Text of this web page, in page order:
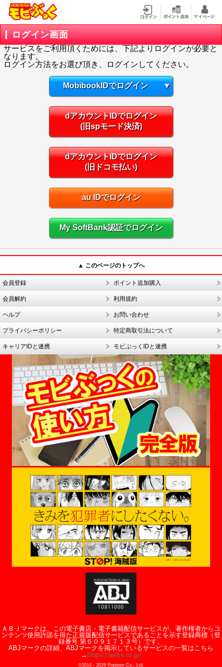
ログイン画面
サービスをご利用頂くためには、下記よりログインが必要と
なります。
ログイン方法をお選び頂き、ログインしてください。
MobibookIDでログイン ▼
dアカウントIDでログイン
(旧spモード決済)
dアカウントIDでログイン
(旧ドコモ払い)
au IDでログイン
My SoftBank認証でログイン
▲ このページのトップへ
会員登録 ポイント追加購入
会員解約 利用規約
ヘルプ お問い合わせ
プライバシーポリシー 特定商取引法について
キャリアIDと連携 モビぶっくIDと連携
ＡＢＪマークは、この電子書店・電子書籍配信サービスが、著作権者からコ
ンテンツ使用許諾を得た正規版配信サービスであることを示す登録商標（登
録番号 第６０９１７１３号）です。
ABJマークの詳細、ABJマークを掲示しているサービスの一覧はこちら
→ https://aebs.or.jp/
©2014 - 2026Popteen Co., Ltd.